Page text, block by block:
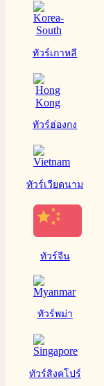
ทัวร์เกาหลี
ทัวร์ฮ่องกง
ทัวร์เวียดนาม
ทัวร์จีน
ทัวร์พม่า
ทัวร์สิงคโปร์